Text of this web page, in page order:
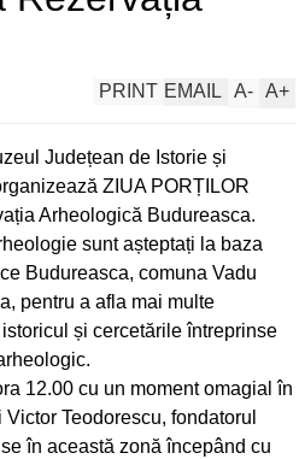
A+
A-
EMAIL
PRINT
Județean de Istorie și
ZIUA PORȚILOR
Arheologică Budureasca.
sunt așteptați la baza
Budureasca, comuna Vadu
pentru a afla mai multe
și cercetările întreprinse
12.00 cu un moment omagial în
Teodorescu, fondatorul
în această zonă începând cu